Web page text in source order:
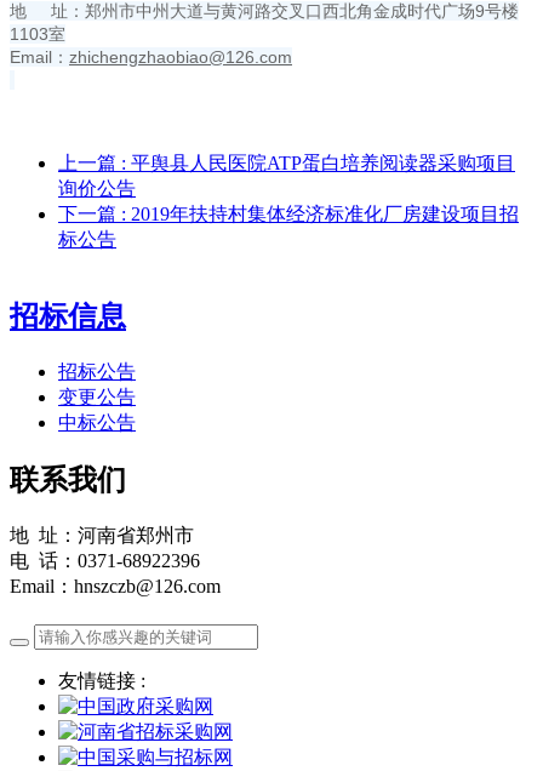
地 址：郑州市中州大道与黄河路交叉口西北角金成时代广场9号楼
1103室
Email： zhichengzhaobiao@126.com
上一篇 : 平舆县人民医院ATP蛋白培养阅读器采购项目
询价公告
下一篇 : 2019年扶持村集体经济标准化厂房建设项目招
标公告
招标信息
招标公告
变更公告
中标公告
联系我们
地 址：河南省郑州市
电 话：0371-68922396
Email：hnszczb@126.com
友情链接 :